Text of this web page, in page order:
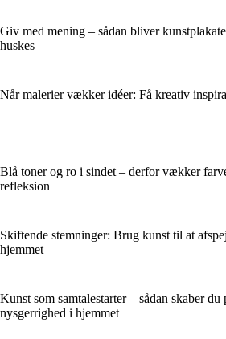
Giv med mening – sådan bliver
huskes
Når malerier vækker idéer: Få kreativ
Blå toner og ro i sindet – derfor vækker
refleksion
Skiftende stemninger: Brug kunst til at
hjemmet
Kunst som samtalestarter – sådan skaber
nysgerrighed i hjemmet